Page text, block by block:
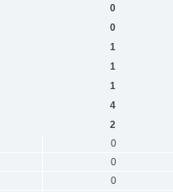
0
0
1
1
1
4
2
0
0
0